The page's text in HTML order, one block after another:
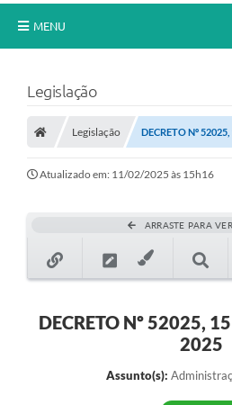
MENU
A Cidade
A Prefeitura
Notícias
Serviços Online
Multimídia
Legislação
Legislação DECRETO Nº
Atualizado em: 11/02/2025 às 15h16
ARRASTE PARA
DECRETO Nº 52025,
2025
Assunto(s):